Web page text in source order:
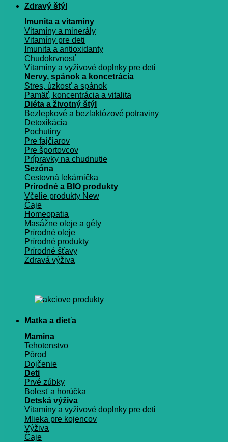
Zdravý štýl
Imunita a vitamíny
Vitamíny a minerály
Vitamíny pre deti
Imunita a antioxidanty
Chudokrvnosť
Vitamíny a vyživové doplnky pre deti
Nervy, spánok a koncetrácia
Stres, úzkosť a spánok
Pamäť, koncentrácia a vitalita
Diéta a životný štýl
Bezlepkové a bezlaktózové potraviny
Detoxikácia
Pochutiny
Pre fajčiarov
Pre športovcov
Prípravky na chudnutie
Sezóna
Cestovná lekárnička
Prírodné a BIO produkty
Včelie produkty
Čaje
Homeopatia
Masážne oleje a gély
Prírodné oleje
Prírodné produkty
Prírodné šťavy
Zdravá výživa
Matka a dieťa
Mamina
Tehotenstvo
Pôrod
Dojčenie
Deti
Prvé zúbky
Bolesť a horúčka
Detská výživa
Vitamíny a vyživové doplnky pre deti
Mlieka pre kojencov
Výživa
Čaje